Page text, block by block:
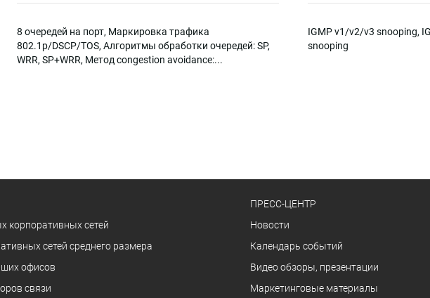
8 очередей на порт, Маркировка трафика
802.1p/DSCP/TOS, Алгоритмы обработки очередей: SP,
WRR, SP+WRR, Метод congestion avoidance:...
IGMP v1/v2/v3 snooping,
snooping
корпоративных сетей
сетей среднего размера
офисов
связи
ПРЕСС-ЦЕНТР
Новости
Календарь событий
Видео обзоры, презентации
Маркетинговые материалы